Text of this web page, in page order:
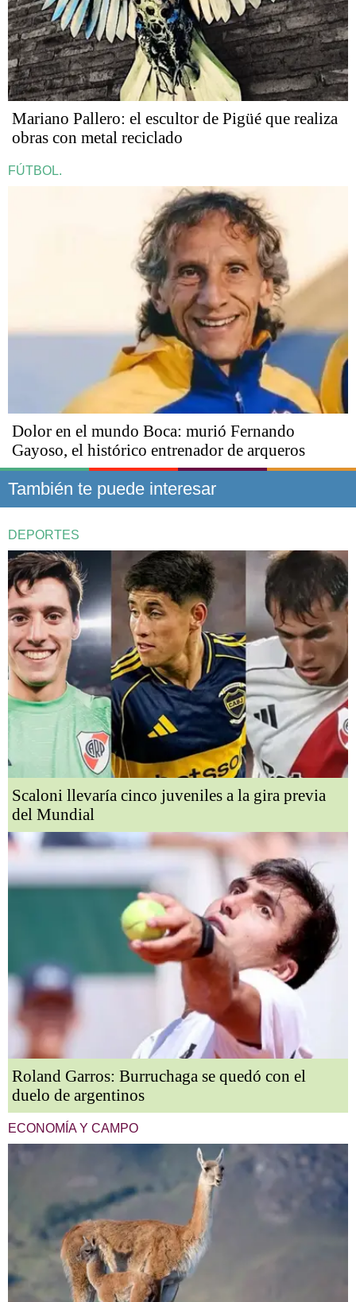
Mariano Pallero: el escultor de Pigüé que realiza
obras con metal reciclado
FÚTBOL.
Dolor en el mundo Boca: murió Fernando
Gayoso, el histórico entrenador de arqueros
También te puede interesar
DEPORTES
Scaloni llevaría cinco juveniles a la gira previa
del Mundial
Roland Garros: Burruchaga se quedó con el
duelo de argentinos
ECONOMÍA Y CAMPO